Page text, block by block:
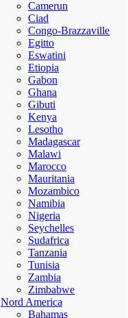
Camerun
Ciad
Congo-Brazzaville
Egitto
Eswatini
Etiopia
Gabon
Ghana
Gibuti
Kenya
Lesotho
Madagascar
Malawi
Marocco
Mauritania
Mozambico
Namibia
Nigeria
Seychelles
Sudafrica
Tanzania
Tunisia
Zambia
Zimbabwe
Nord America
Bahamas